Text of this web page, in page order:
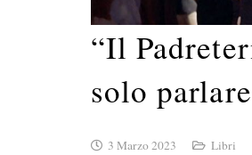
“Il
solo
3 Marzo 2023 Libri